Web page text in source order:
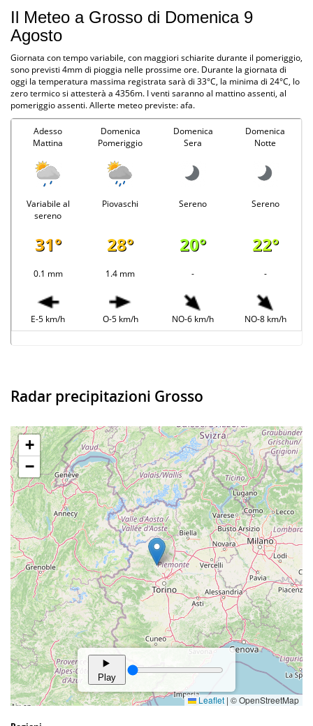
Il Meteo a Grosso di Domenica 9
Agosto
Giornata con tempo variabile, con maggiori schiarite durante il pomeriggio,
sono previsti 4mm di pioggia nelle prossime ore. Durante la giornata di
oggi la temperatura massima registrata sarà di 33°C, la minima di 24°C, lo
zero termico si attesterà a 4356m. I venti saranno al mattino assenti, al
pomeriggio assenti. Allerte meteo previste: afa.
Adesso
Mattina
Domenica
Pomeriggio
Domenica
Sera
Domenica
Notte
Variabile al
sereno
Piovaschi Sereno Sereno
31° 28° 20° 22°
0.1 mm 1.4 mm - -
E-5 km/h O-5 km/h NO-6 km/h NO-8 km/h
Radar precipitazioni Grosso